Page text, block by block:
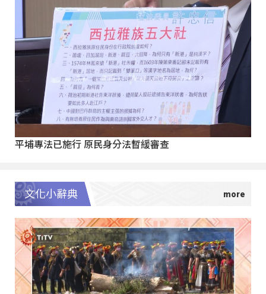
平埔專法已施行 原民身分法暫緩審查
文化小辭典